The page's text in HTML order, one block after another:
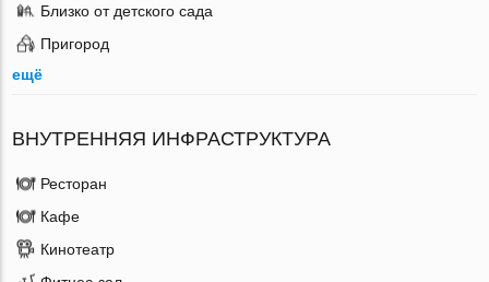
Близко от детского сада
Пригород
ещё
ВНУТРЕННЯЯ ИНФРАСТРУКТУРА
Ресторан
Кафе
Кинотеатр